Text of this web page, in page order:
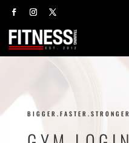
BIGGER.FASTER.STRONGER